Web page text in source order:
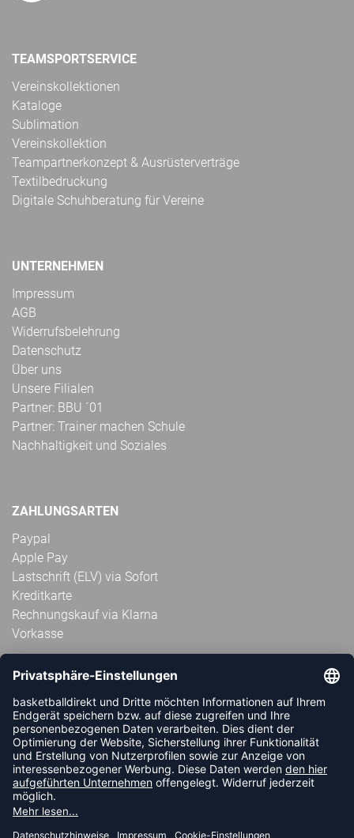
TEAMSPORTSERVICE
Vereinskollektionen
Kataloge
Sublimation
Vereinskollektion
Teampartnerkonzept & Ausrüsterverträge
Textilbedruckung
Digitale Schuhberatung für Vereine
UNTERNEHMEN
Impressum
AGB
Widerrufsbelehrung
Datenschutz
Über uns
Unsere Filialen
Partner: BBU ´01
Partner: Trainer machen Schule
Nachhaltigkeit und Soziales
ZAHLUNGSARTEN
Paypal
Apple Pay
Lastschrift (ELV) via Sofort
Kreditkarte
Rechnungskauf via Klarna
Vorkasse
ABONNIERE JETZT DEN KOSTENLOSEN
HANDBALLDIREKT-NEWSLETTER UND VERPASSE KEINE
NEUIGKEIT ODER AKTION MEHR.
JETZT ANMELDEN